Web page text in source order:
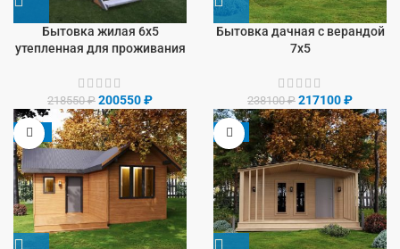
Бытовка жилая 6х5
утепленная для проживания
218550₽ 200550₽
Бытовка дачная с верандой
7х5
238100₽ 217100₽
-13% -9%